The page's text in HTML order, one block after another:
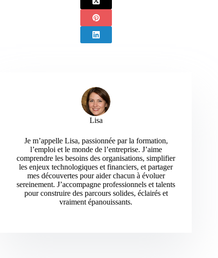
Lisa
Je m’appelle Lisa, passionnée par la formation,
l’emploi et le monde de l’entreprise. J’aime
comprendre les besoins des organisations, simplifier
les enjeux technologiques et financiers, et partager
mes découvertes pour aider chacun à évoluer
sereinement. J’accompagne professionnels et talents
pour construire des parcours solides, éclairés et
vraiment épanouissants.